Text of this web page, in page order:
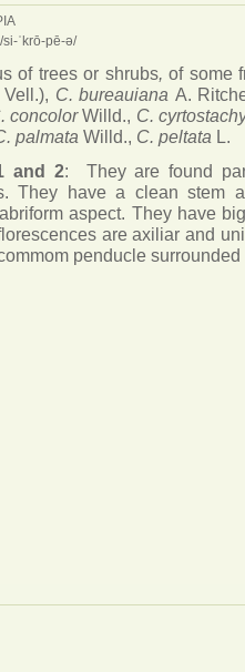
/si-ˈkrō-pē-ə/
of trees or shrubs, of some
Vell.), C. bureauiana A.
concolorWilld., C.
palmata Willd., C. peltata L.
and 2: They are found
They have a clean stem
aspect. They have
are axiliar and
penducle